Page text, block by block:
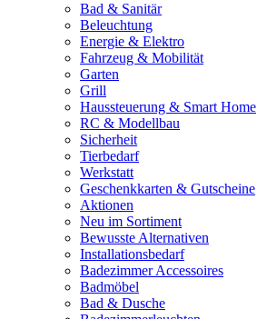
Bad & Sanitär
Beleuchtung
Energie & Elektro
Fahrzeug & Mobilität
Garten
Grill
Haussteuerung & Smart Home
RC & Modellbau
Sicherheit
Tierbedarf
Werkstatt
Geschenkkarten & Gutscheine
Aktionen
Neu im Sortiment
Bewusste Alternativen
Installationsbedarf
Badezimmer Accessoires
Badmöbel
Bad & Dusche